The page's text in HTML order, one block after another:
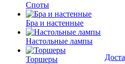
Споты
Бра и настенные
Настольные лампы
Торшеры